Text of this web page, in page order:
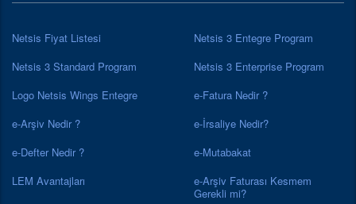
Netsis Fiyat Listesi
Netsis 3 Entegre Program
Netsis 3 Standard Program
Netsis 3 Enterprise Program
Logo Netsis Wings Entegre
e-Fatura Nedir ?
e-Arşiv Nedir ?
e-İrsaliye Nedir?
e-Defter Nedir ?
e-Mutabakat
LEM Avantajları
e-Arşiv Faturası Kesmem
Gerekli mi?